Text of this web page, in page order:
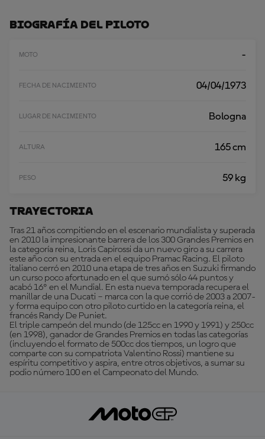
R
M
Biografía Del Piloto
MOTO -
FECHA DE NACIMIENTO 04/04/1973
LUGAR DE NACIMIENTO Bologna
ALTURA 165 cm
PESO 59 kg
Trayectoria
Tras 21 años compitiendo en el escenario mundialista y superada
en 2010 la impresionante barrera de los 300 Grandes Premios en
la categoría reina, Loris Capirossi da un nuevo giro a su carrera
este año con su entrada en el equipo Pramac Racing. El piloto
italiano cerró en 2010 una etapa de tres años en Suzuki firmando
un curso poco afortunado en el que sumó sólo 44 puntos y
acabó 16º en el Mundial. En esta nueva temporada recupera el
manillar de una Ducati – marca con la que corrió de 2003 a 2007-
y forma equipo con otro piloto curtido en la categoría reina, el
francés Randy De Puniet.
El triple campeón del mundo (de 125cc en 1990 y 1991) y 250cc
(en 1998), ganador de Grandes Premios en todas las categorías
(incluyendo el formato de 500cc dos tiempos, un logro que
comparte con su compatriota Valentino Rossi) mantiene su
espíritu competitivo y aspira, entre otros objetivos, a sumar su
podio número 100 en el Campeonato del Mundo.